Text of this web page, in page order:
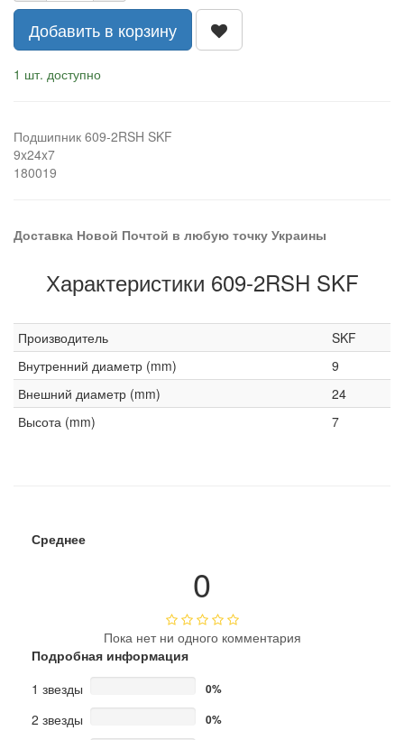
Добавить в корзину
1 шт. доступно
Подшипник 609-2RSH SKF
9x24x7
180019
Доставка Новой Почтой в любую точку Украины
Характеристики 609-2RSH SKF
Производитель
SKF
Внутренний диаметр (mm)
9
Внешний диаметр (mm)
24
Высота (mm)
7
Среднее
0
Пока нет ни одного комментария
Подробная информация
1 звезды
0%
2 звезды 0%